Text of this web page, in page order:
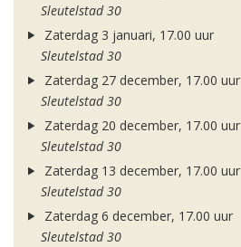
Sleutelstad 30
Zaterdag 3 januari, 17.00 uur
Sleutelstad 30
Zaterdag 27 december, 17.00 uur
Sleutelstad 30
Zaterdag 20 december, 17.00 uur
Sleutelstad 30
Zaterdag 13 december, 17.00 uur
Sleutelstad 30
Zaterdag 6 december, 17.00 uur
Sleutelstad 30